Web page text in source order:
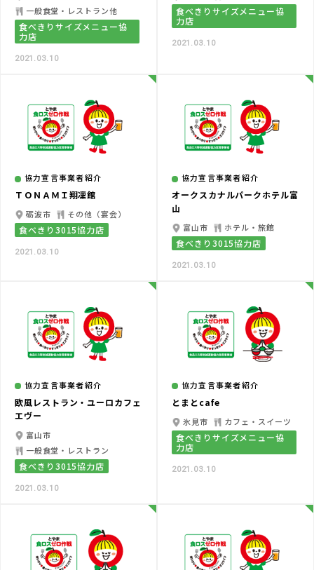
一般食堂・レストラン他
食べきりサイズメニュー協
力店
2021.03.10
食べきりサイズメニュー協
力店
2021.03.10
協力宣言事業者紹介
ＴＯＮＡＭＩ翔凜館
砺波市 その他（宴会）
食べきり3015協力店
2021.03.10
協力宣言事業者紹介
オークスカナルパークホテル富
山
富山市 ホテル・旅館
食べきり3015協力店
2021.03.10
協力宣言事業者紹介
欧風レストラン・ユーロカフェ
エヴー
富山市
一般食堂・レストラン
食べきり3015協力店
2021.03.10
協力宣言事業者紹介
とまとcafe
氷見市 カフェ・スイーツ
食べきりサイズメニュー協
力店
2021.03.10